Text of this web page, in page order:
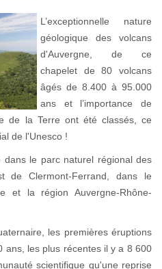
L’exceptionnelle nature
géologique des volcans
d'Auvergne, de ce
chapelet de 80 volcans
âgés de 8.400 à 95.000
ans et l’importance de
de la Terre ont été classés, ce
de l'Unesco !
le parc naturel régional des
de Clermont-Ferrand, dans le
et la région Auvergne-Rhône-
les premières éruptions
ans, les plus récentes il y a 8 600
scientifique qu'une reprise